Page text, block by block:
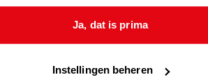
Ja, dat is prima
Instellingen beheren